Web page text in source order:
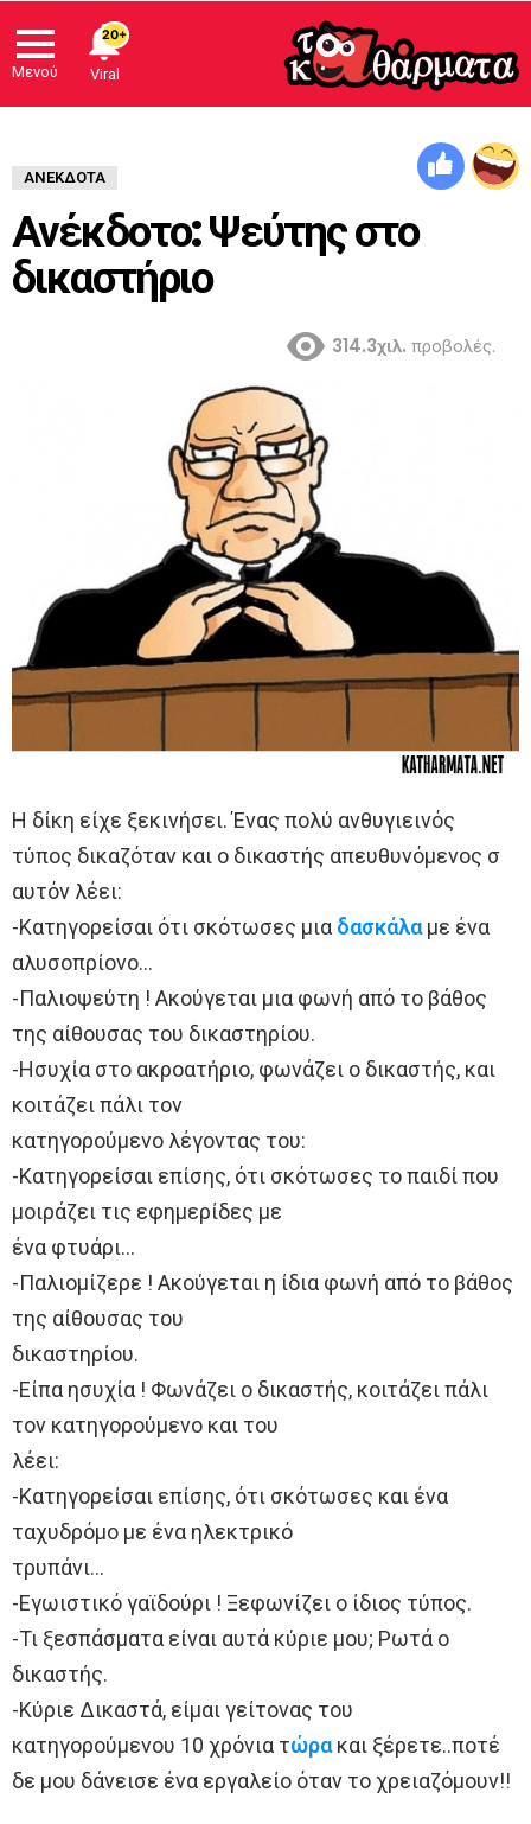
Μενού
ΑΝΈΚΔΟΤΑ
Ανέκδοτο: Ψεύτης στο
δικαστήριο
314.3χιλ. προβολές.
Η δίκη είχε ξεκινήσει. Ένας πολύ ανθυγιεινός
τύπος δικαζόταν και ο δικαστής απευθυνόμενος σ
αυτόν λέει:
-Κατηγορείσαι ότι σκότωσες μιαδασκάλαμε ένα
αλυσοπρίονο…
-Παλιοψεύτη ! Ακούγεται μια φωνή από το βάθος
της αίθουσας του δικαστηρίου.
-Ησυχία στο ακροατήριο, φωνάζει ο δικαστής, και
κοιτάζει πάλι τον
κατηγορούμενο λέγοντας του:
-Κατηγορείσαι επίσης, ότι σκότωσες το παιδί που
μοιράζει τις εφημερίδες με
ένα φτυάρι…
-Παλιομίζερε ! Ακούγεται η ίδια φωνή από το βάθος
της αίθουσας του
δικαστηρίου.
-Είπα ησυχία ! Φωνάζει ο δικαστής, κοιτάζει πάλι
τον κατηγορούμενο και του
λέει:
-Κατηγορείσαι επίσης, ότι σκότωσες και ένα
ταχυδρόμο με ένα ηλεκτρικό
τρυπάνι…
-Εγωιστικό γαϊδούρι ! Ξεφωνίζει ο ίδιος τύπος.
-Τι ξεσπάσματα είναι αυτά κύριε μου; Ρωτά ο
δικαστής.
-Κύριε Δικαστά, είμαι γείτονας του
κατηγορούμενου 10 χρόνια τώρακαι ξέρετε..ποτέ
δε μου δάνεισε ένα εργαλείο όταν το χρειαζόμουν!!
20+
Viral